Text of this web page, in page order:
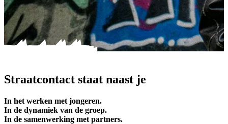
Straatcontact staat naast je
In het werken met jongeren.
In de dynamiek van de groep.
In de samenwerking met partners.